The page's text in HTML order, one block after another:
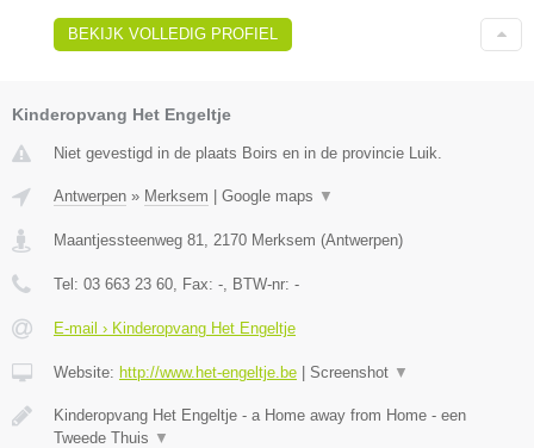
BEKIJK VOLLEDIG PROFIEL
Kinderopvang Het Engeltje
Niet gevestigd in de plaats Boirs en in de provincie Luik.
Antwerpen » Merksem Google maps ▼
Maantjessteenweg 81 2170 Merksem (Antwerpen)
Tel: 03 663 23 60 , Fax: - , BTW-nr: -
E-mail › Kinderopvang Het Engeltje
Website: http://www.het-engeltje.be Screenshot ▼
Kinderopvang Het Engeltje - a Home away from Home - een
Tweede Thuis ▼